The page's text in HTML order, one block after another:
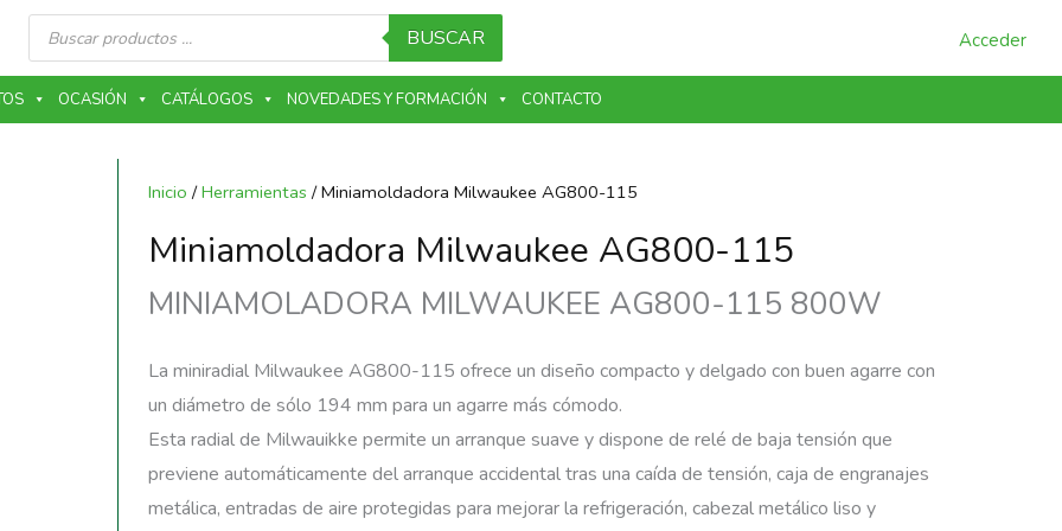
Búsqueda
productos BUSCAR Acceder
OCASIÓN CATÁLOGOS NOVEDADES Y FORMACIÓN CONTACTO
Inicio /Herramientas / Miniamoldadora Milwaukee AG800-115
Miniamoldadora Milwaukee AG800-115
MINIAMOLADORA MILWAUKEE AG800-115 800W
La miniradial Milwaukee AG800-115 ofrece un diseño compacto y delgado con buen agarre con
un diámetro de sólo 194 mm para un agarre más cómodo.
Esta radial de Milwauikke permite un arranque suave y dispone de relé de baja tensión que
previene automáticamente del arranque accidental tras una caída de tensión, caja de engranajes
metálica, entradas de aire protegidas para mejorar la refrigeración, cabezal metálico liso y